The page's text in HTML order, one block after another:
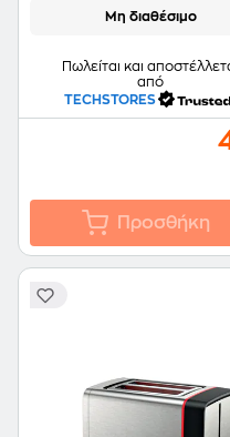
Μη διαθέσιμο
Πωλείται και
από
TECHSTORES
Προσθήκη